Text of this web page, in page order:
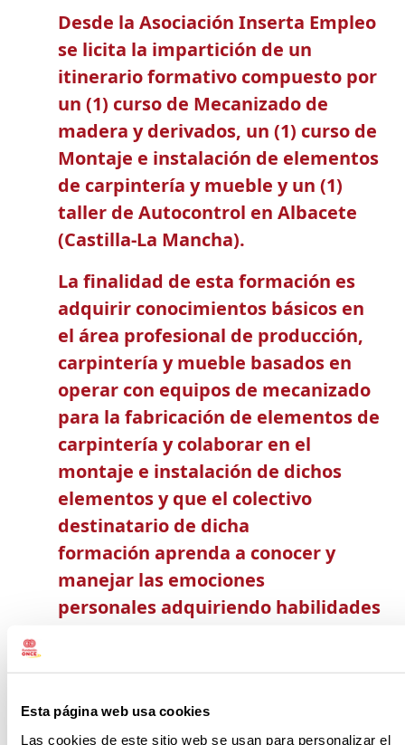
Esta página web usa cookies
Las cookies de este sitio web se usan para personalizar el
Desde la Asociación Inserta Empleo
se licita la impartición de un
itinerario formativo compuesto por
un (1) curso de Mecanizado de
madera y derivados, un (1) curso de
Montaje e instalación de elementos
de carpintería y mueble y un (1)
taller de Autocontrol en Albacete
(Castilla-La Mancha).
La finalidad de esta formación es
adquirir conocimientos básicos en
el área profesional de producción,
carpintería y mueble basados en
operar con equipos de mecanizado
para la fabricación de elementos de
carpintería y colaborar en el
montaje e instalación de dichos
elementos y que el colectivo
destinatario de dicha
formación aprenda a conocer y
manejar las emociones
personales adquiriendo habilidades
inserción.